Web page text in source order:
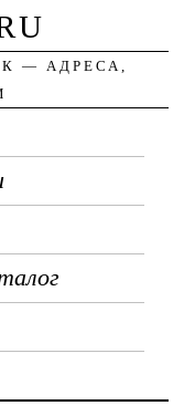
— АДРЕСА,